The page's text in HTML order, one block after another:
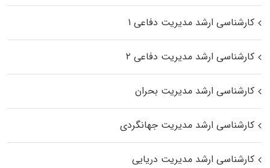
کارشناسی ارشد مدیریت دفاعی ۱
کارشناسی ارشد مدیریت دفاعی ۲
کارشناسی ارشد مدیریت بحران
کارشناسی ارشد مدیریت جهانگردی
کارشناسی ارشد مدیریت دریایی